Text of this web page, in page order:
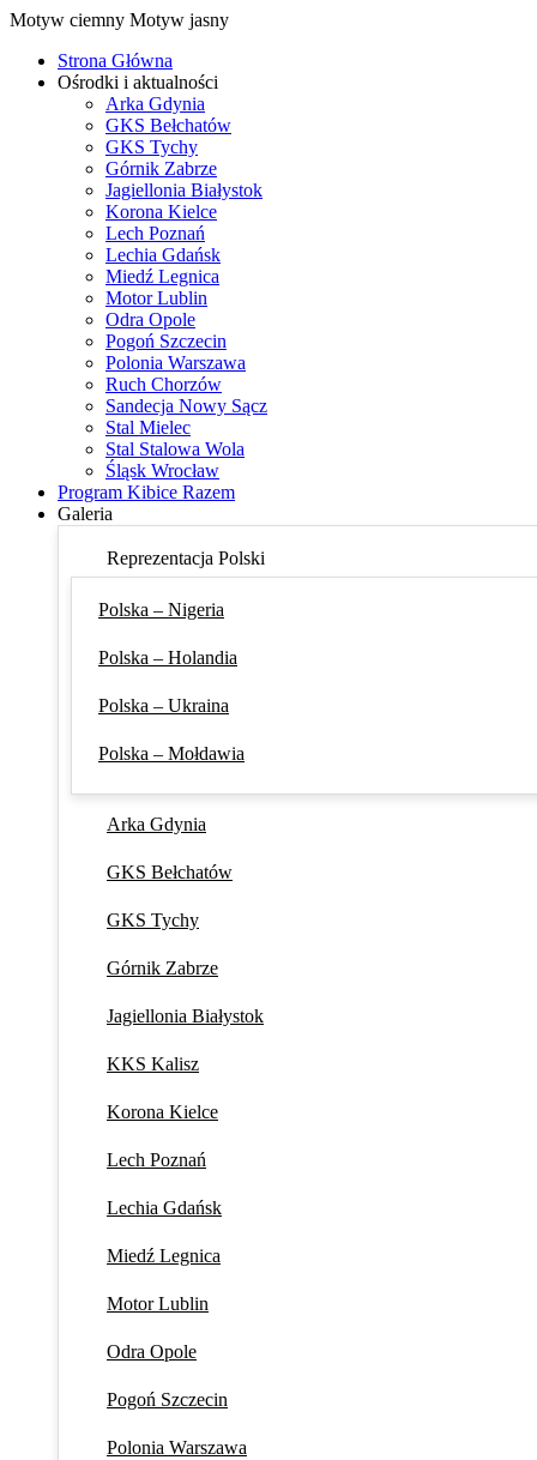
Motyw ciemny Motyw jasny
Strona Główna
Ośrodki i aktualności
Arka Gdynia
GKS Bełchatów
GKS Tychy
Górnik Zabrze
Jagiellonia Białystok
Korona Kielce
Lech Poznań
Lechia Gdańsk
Miedź Legnica
Motor Lublin
Odra Opole
Pogoń Szczecin
Polonia Warszawa
Ruch Chorzów
Sandecja Nowy Sącz
Stal Mielec
Stal Stalowa Wola
Śląsk Wrocław
Program Kibice Razem
Galeria
Reprezentacja Polski
Polska – Nigeria
Polska – Holandia
Polska – Ukraina
Polska – Mołdawia
Arka Gdynia
GKS Bełchatów
GKS Tychy
Górnik Zabrze
Jagiellonia Białystok
KKS Kalisz
Korona Kielce
Lech Poznań
Lechia Gdańsk
Miedź Legnica
Motor Lublin
Odra Opole
Pogoń Szczecin
Polonia Warszawa